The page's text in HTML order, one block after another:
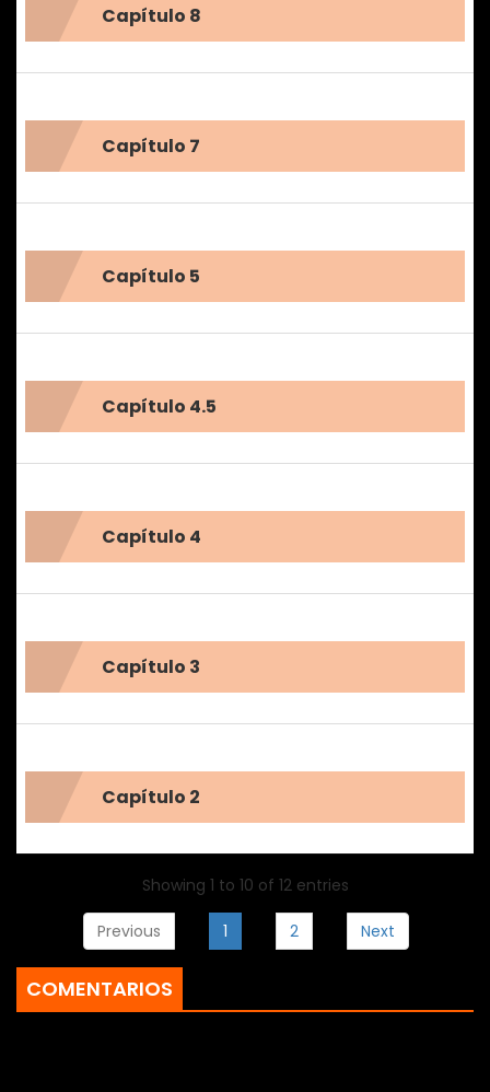
Capítulo 8
Capítulo 7
Capítulo 5
Capítulo 4.5
Capítulo 4
Capítulo 3
Capítulo 2
Showing 1 to 10 of 12 entries
Previous 1 2 Next
COMENTARIOS